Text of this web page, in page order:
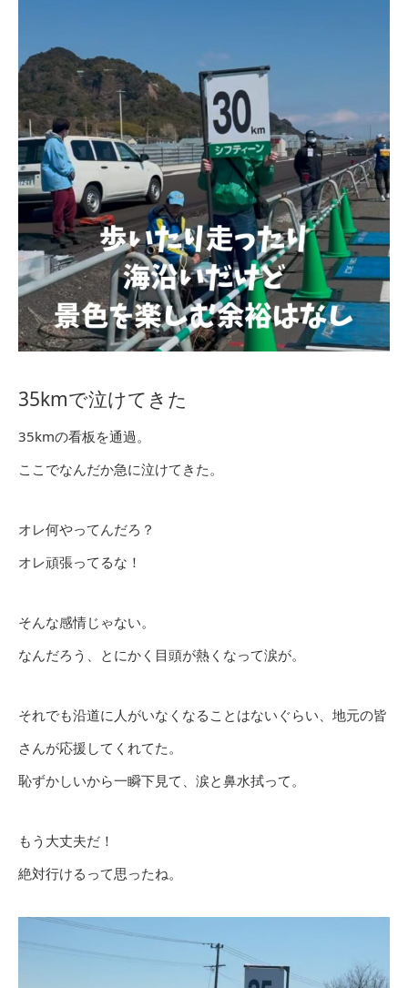
35kmで泣けてきた
35kmの看板を通過。
ここでなんだか急に泣けてきた。
オレ何やってんだろ？
オレ頑張ってるな！
そんな感情じゃない。
なんだろう、とにかく目頭が熱くなって涙が。
それでも沿道に人がいなくなることはないぐらい、地元の皆
さんが応援してくれてた。
恥ずかしいから一瞬下見て、涙と鼻水拭って。
もう大丈夫だ！
絶対行けるって思ったね。